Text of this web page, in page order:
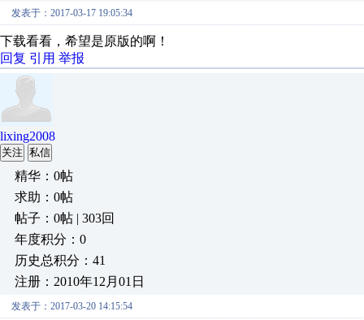
发表于：2017-03-17 19:05:34
下载看看，希望是原版的啊！
回复 引用 举报
lixing2008
关注 私信
精华：0帖
求助：0帖
帖子：0帖 | 303回
年度积分：0
历史总积分：41
注册：2010年12月01日
发表于：2017-03-20 14:15:54